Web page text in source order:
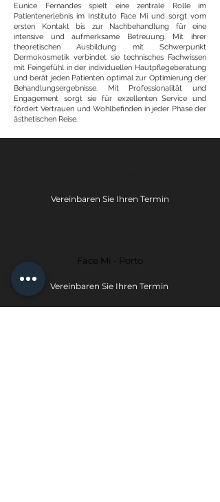
Eunice Fernandes spielt eine zentrale Rolle im
Patientenerlebnis im Instituto Face Mi und sorgt vom
ersten Kontakt bis zur Nachbehandlung für eine
intensive und aufmerksame Betreuung. Mit ihrer
theoretischen Ausbildung mit Schwerpunkt
Dermokosmetik verbindet sie technisches Fachwissen
mit Feingefühl in der individuellen Hautpflegeberatung
und berät jeden Patienten optimal zur Optimierung der
Behandlungsergebnisse. Mit Professionalität und
Engagement sorgt sie für exzellenten Service und
fördert Vertrauen und Wohlbefinden in jeder Phase der
ästhetischen Reise.
Vereinbaren Sie Ihren Termin
Face Mi - Porto
Vereinbaren Sie Ihren Termin